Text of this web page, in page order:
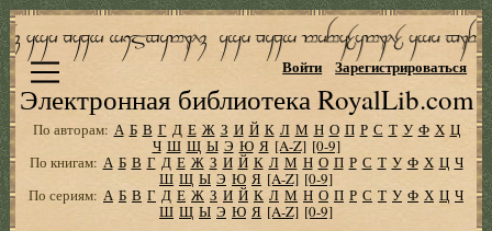
Электронная библиотека RoyalLib.com
Войти Зарегистрироваться
По авторам: А Б В Г Д Е Ж З И Й К Л М Н О П Р С Т У Ф Х Ц
Ч Ш Щ Ы Э Ю Я [A-Z] [0-9]
По книгам: А Б В Г Д Е Ж З И Й К Л М Н О П Р С Т У Ф Х Ц Ч
Ш Щ Ы Э Ю Я [A-Z] [0-9]
По сериям: А Б В Г Д Е Ж З И Й К Л М Н О П Р С Т У Ф Х Ц Ч
Ш Щ Ы Э Ю Я [A-Z] [0-9]